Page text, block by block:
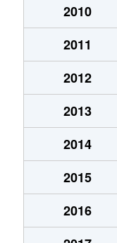
宮前２条
2010
2011
2012
2013
2014
2015
2016